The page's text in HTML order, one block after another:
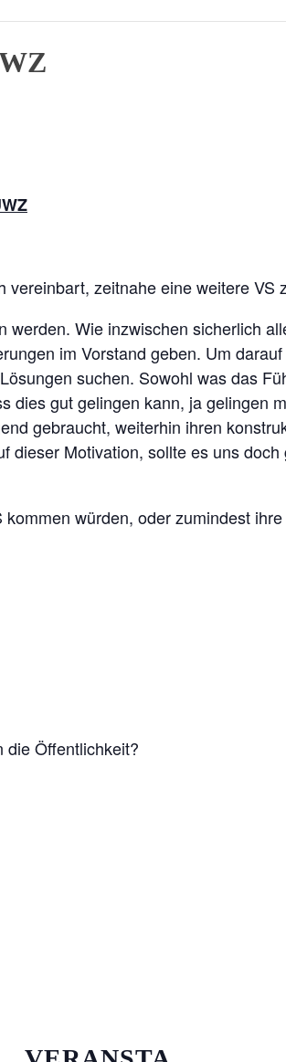
zeitnahe eine weitere VS
Wie inzwischen sicherlich
im Vorstand geben. Um
suchen. Sowohl was das
gut gelingen kann, ja gelingen
gebraucht, weiterhin ihren
Motivation, sollte es uns
würden, oder zumindest
Öffentlichkeit?